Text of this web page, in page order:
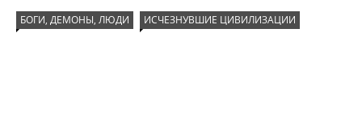
БОГИ, ДЕМОНЫ, ЛЮДИ ИСЧЕЗНУВШИЕ ЦИВИЛИЗАЦИИ